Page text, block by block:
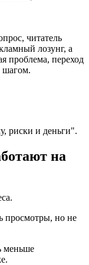
читатель
лозунг, а
проблема, переход
шагом.
риски и деньги".
на
просмотры, но не
меньше